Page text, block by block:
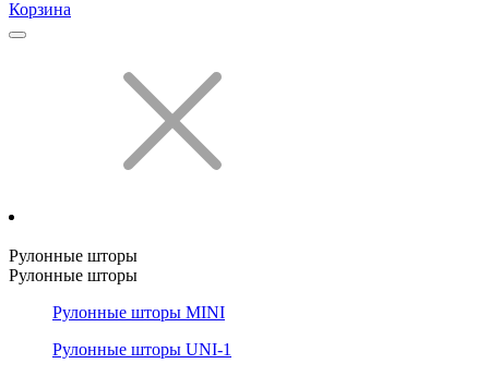
Корзина
Рулонные шторы
Рулонные шторы
Рулонные шторы MINI
Рулонные шторы UNI-1